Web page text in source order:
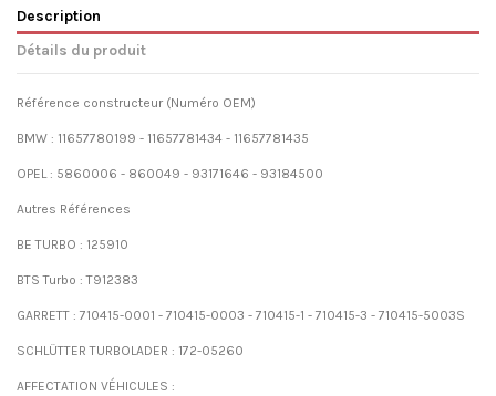
Description
Détails du produit
Référence constructeur (Numéro OEM)
BMW : 11657780199 - 11657781434 - 11657781435
OPEL : 5860006 - 860049 - 93171646 - 93184500
Autres Références
BE TURBO : 125910
BTS Turbo : T912383
GARRETT : 710415-0001 - 710415-0003 - 710415-1 - 710415-3 - 710415-5003S
SCHLÜTTER TURBOLADER : 172-05260
AFFECTATION VÉHICULES :